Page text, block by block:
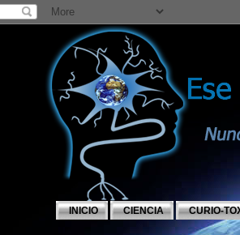
INICIO CIENCIA CURIO-